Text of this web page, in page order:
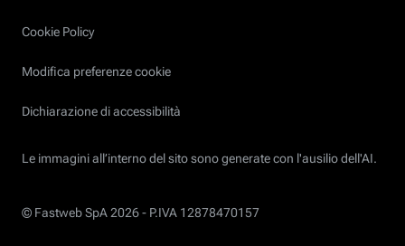
Cookie Policy
Modifica preferenze cookie
Dichiarazione di accessibilità
Le immagini all’interno del sito sono generate con l'ausilio dell'AI.
© Fastweb SpA 2026 - P.IVA 12878470157